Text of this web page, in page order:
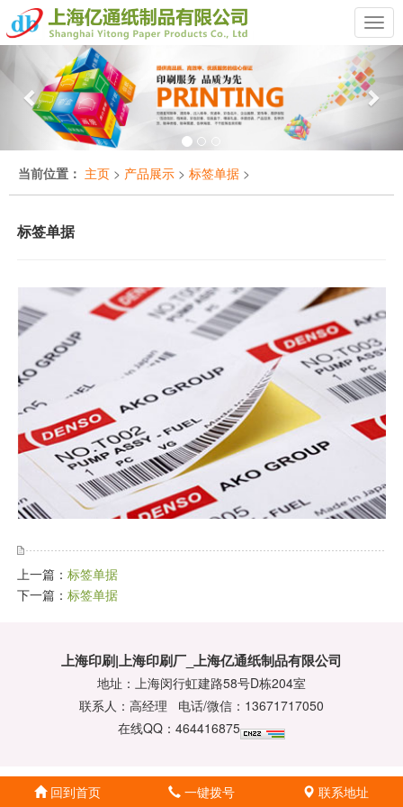
Previous
当前位置： 主页 > 产品展示 > 标签单据 >
标签单据
上一篇： 标签单据
下一篇： 标签单据
上海印刷|上海印刷厂_上海亿通纸制品有限公司
地址：上海闵行虹建路58号D栋204室
联系人：高经理 电话/微信：13671717050
在线QQ：464416875
回到首页 一键拨号 联系地址